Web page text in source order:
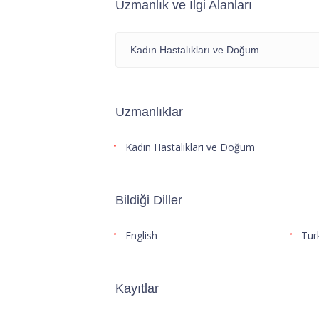
Uzmanlık ve İlgi Alanları
Kadın Hastalıkları ve Doğum
Uzmanlıklar
Kadın Hastalıkları ve Doğum
Bildiği Diller
English
Kayıtlar